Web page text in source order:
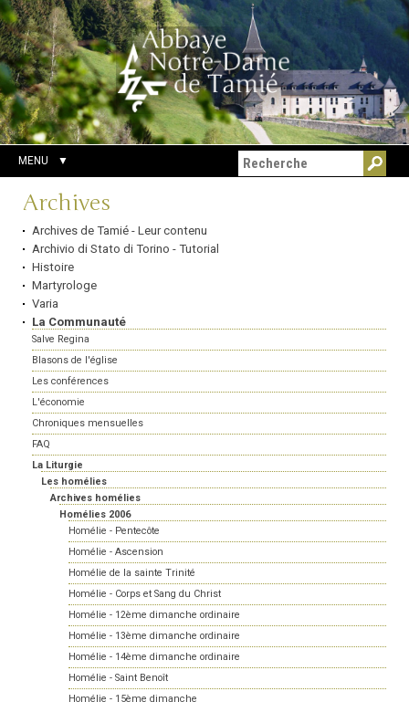
Aller
au
contenu.
|
Aller
à
la
navigation
Outils
personnels
Chercher par
Recherche
avancée…
MENU
Navigation
Archives
Archives de Tamié - Leur contenu
Archivio di Stato di Torino - Tutorial
Histoire
Martyrologe
Varia
La Communauté
Salve Regina
Blasons de l'église
Les conférences
L'économie
Chroniques mensuelles
FAQ
La Liturgie
Les homélies
Archives homélies
Homélies 2006
Homélie - Pentecôte
Homélie - Ascension
Homélie de la sainte Trinité
Homélie - Corps et Sang du Christ
Homélie - 12ème dimanche ordinaire
Homélie - 13ème dimanche ordinaire
Homélie - 14ème dimanche ordinaire
Homélie - Saint Benoît
Homélie - 15ème dimanche